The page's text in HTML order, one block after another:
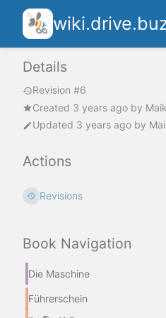
Details
Revision #6
Created 3 years ago by
Updated 3 years ago by
Actions
Revisions
Book Navigation
Die Maschine
Führerschein